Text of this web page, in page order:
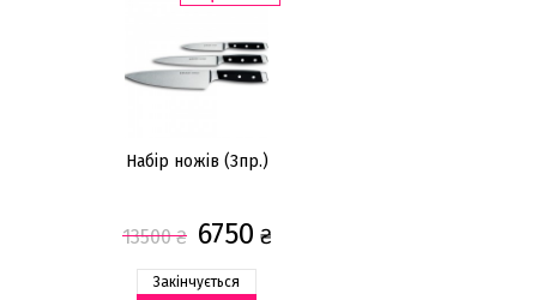
Набір ножів (3пр.)
13500₴ 6750 ₴
Закінчується